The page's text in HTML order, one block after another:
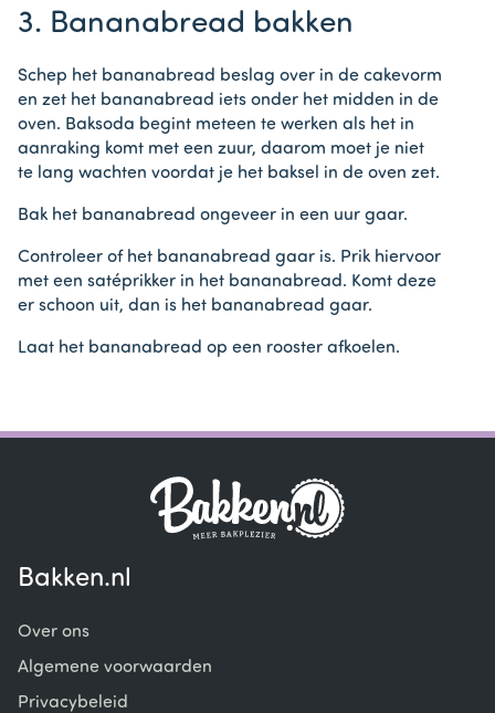
3. Bananabread bakken
Schep het bananabread beslag over in de cakevorm
en zet het bananabread iets onder het midden in de
oven. Baksoda begint meteen te werken als het in
aanraking komt met een zuur, daarom moet je niet
te lang wachten voordat je het baksel in de oven zet.
Bak het bananabread ongeveer in een uur gaar.
Controleer of het bananabread gaar is. Prik hiervoor
met een satéprikker in het bananabread. Komt deze
er schoon uit, dan is het bananabread gaar.
Laat het bananabread op een rooster afkoelen.
Bakken.nl
Over ons
Algemene voorwaarden
Privacybeleid